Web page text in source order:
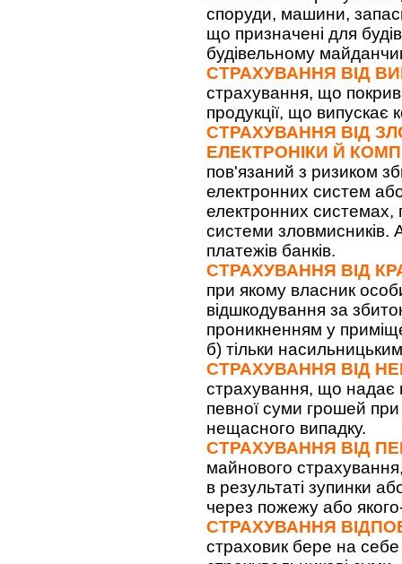
споруди, машини,
що призначені для
будівельному
СТРАХУВАННЯ ВІД
страхування, що
продукції, що випускає
СТРАХУВАННЯ ВІД
ЕЛЕКТРОНІКИ Й
пов'язаний з ризиком
електронних систем
електронних системах,
системи зловмисників.
платежів банків.
СТРАХУВАННЯ ВІД
при якому власник
відшкодування за
проникненням у
б) тільки
СТРАХУВАННЯ ВІД
страхування, що надає
певної суми грошей при
нещасного випадку.
СТРАХУВАННЯ ВІД
майнового
в результаті зупинки
через пожежу або
СТРАХУВАННЯ
страховик бере на